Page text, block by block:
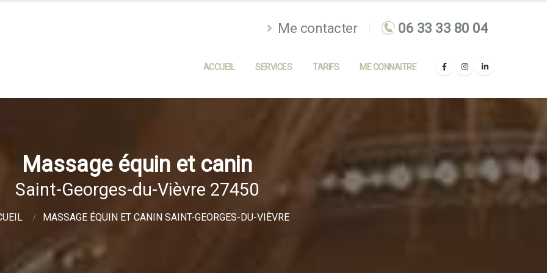
Me contacter
ACCUEIL SERVICES TARIFS ME CONNAITRE
Massage équin et canin
Saint-Georges-du-Vièvre 27450
MASSAGE ÉQUIN ET CANIN SAINT-GEORGES-DU-VIÈVRE